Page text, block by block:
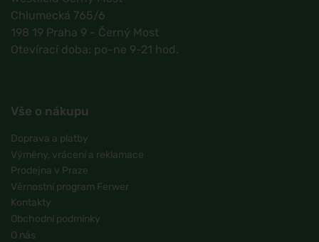
Chlumecká 765/6
198 19 Praha 9 - Černý Most
Otevírací doba: po-ne 9-21 hod.
Vše o nákupu
Doprava a platby
Výměny, vrácení a reklamace
Prodejna v Praze
Věrnostní program Ferwer
Kontakty
Obchodní podmínky
O nás